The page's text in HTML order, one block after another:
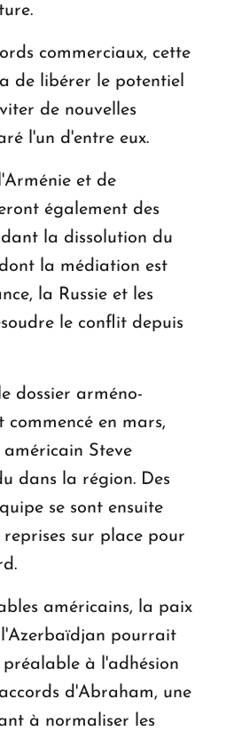
commerciaux, cette
de libérer le potentiel
de nouvelles
l'un d'entre eux.
et de
également des
la dissolution du
la médiation est
la Russie et les
le conflit depuis
dossier arméno-
en mars,
américain Steve
dans la région. Des
se sont ensuite
sur place pour
américains, la paix
pourrait
à l'adhésion
d'Abraham, une
à normaliser les